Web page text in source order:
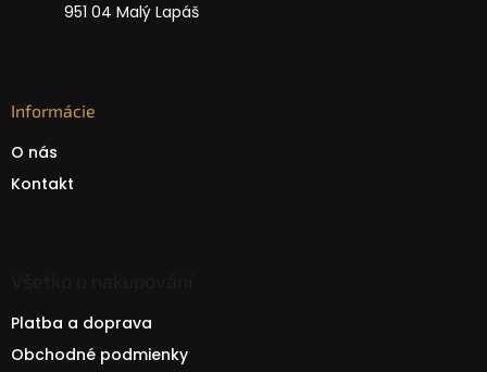
951 04 Malý Lapáš
Informácie
O nás
Kontakt
Platba a doprava
Obchodné podmienky